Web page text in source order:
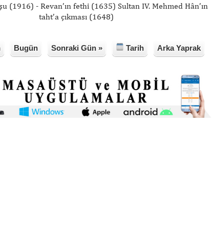
(1916) - Revan’ın fethi (1635) Sultan IV. Mehmed Hân’ın
taht’a çıkması (1648)
Bugün Sonraki Gün » Tarih Arka Yaprak